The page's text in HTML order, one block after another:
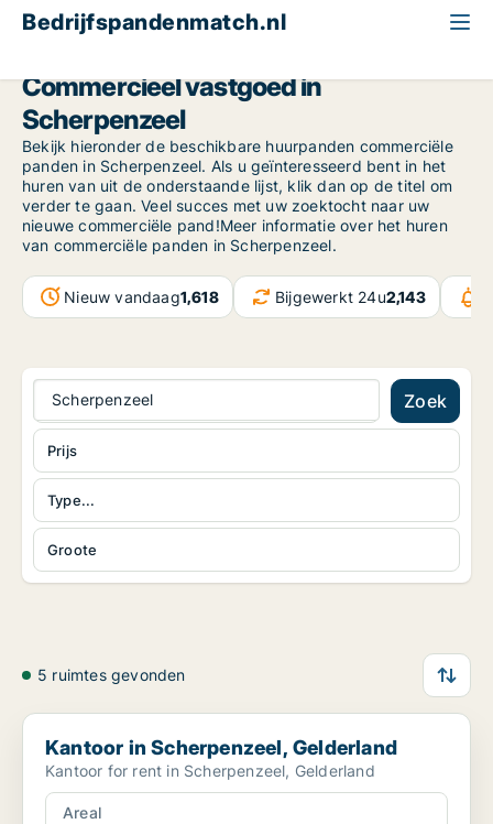
Bedrijfspandenmatch.nl
Commercieel vastgoed in
Scherpenzeel
Bekijk hieronder de beschikbare huurpanden commerciële
panden in Scherpenzeel. Als u geïnteresseerd bent in het
huren van uit de onderstaande lijst, klik dan op de titel om
verder te gaan. Veel succes met uw zoektocht naar uw
nieuwe commerciële pand!Meer informatie over het huren
van commerciële panden in Scherpenzeel.
Nieuw vandaag1,618 Bijgewerkt 24u2,143
Scherpenzeel Zoek
Type...
Groote
Prijs
5 ruimtes gevonden
Kantoor in Scherpenzeel, Gelderland
Kantoor in Scherpenzeel, Gelderland
Kantoor for rent in Scherpenzeel, Gelderland
Areal